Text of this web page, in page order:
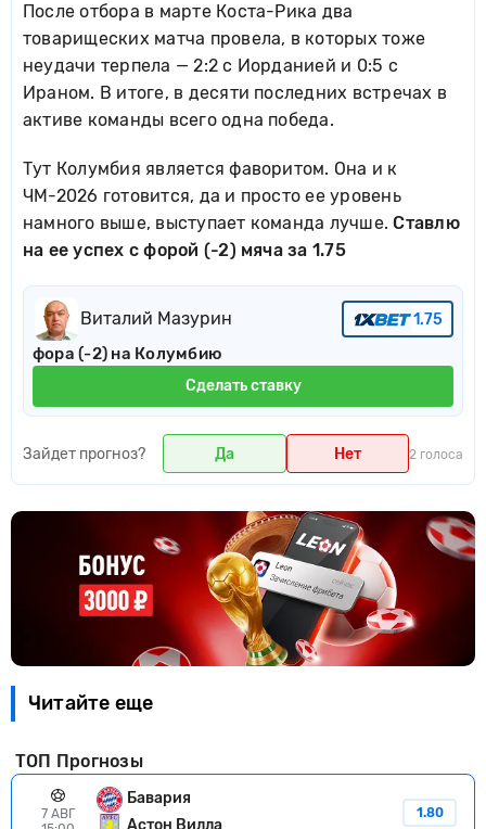
После отбора в марте Коста-Рика два
товарищеских матча провела, в которых тоже
неудачи терпела — 2:2 с Иорданией и 0:5 с
Ираном. В итоге, в десяти последних встречах в
активе команды всего одна победа.
Тут Колумбия является фаворитом. Она и к
ЧМ-2026 готовится, да и просто ее уровень
намного выше, выступает команда лучше.Ставлю
на ее успех с форой (-2) мяча за 1.75
Виталий Мазурин 1.75
фора (-2) на Колумбию
Сделать ставку
Зайдет прогноз? Да Нет 2 голоса
Читайте еще
ТОП Прогнозы
7 АВГ
Бавария
1.80